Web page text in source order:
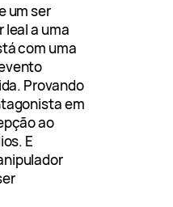
um ser
leal a uma
com uma
Provando
em
ao
E